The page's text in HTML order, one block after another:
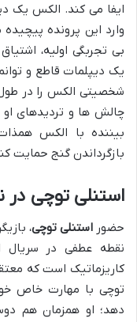
ایفا می کند. الکس یک
وارد این پرونده
بی تجربگی اولیه،
یک دیپلمات قاطع و
شخصیتی الکس را در
چالش ها و تردیدهای
بیننده با الکس
بازگرداندن گنج حمایت
استنلی توچی در
حضور استنلی توچی،
نقطه عطفی در سریال
کاریزماتیک است که
توچی با مهارت خاص
دهد؛ او همزمان هم